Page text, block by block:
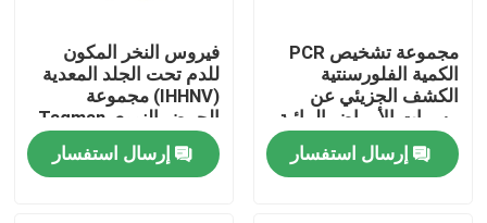
اتصل بنا
أخبار
مجموعة تشخيص PCR
الكمية الفلورسنتية
الكشف الجزيئي عن
مسببات الأمراض المائية
48 اختبار/مجموعة
تشخيصإرسال استفسار
فيروس النخر المكون
للدم تحت الجلد المعدية
(IHHNV) مجموعة
الحمض النووي Taqman
QPCR
إرسال استفسار